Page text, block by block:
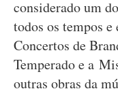
considerado um
todos os tempos
Concertos de
Temperado e a
outras obras da